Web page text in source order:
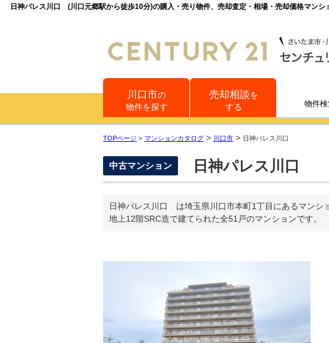
日神パレス川口 (川口元郷駅から徒歩10分)の購入・売り物件、売却査定・相場・売却価格マン
川口市の
物件を探す
売却相談を
する
物件
TOPページ > マンションカタログ > 川口市 > 日神パレス川口
中古マンション 日神パレス川口
日神パレス川口 は埼玉県川口市本町1丁目にあるマンシ
地上12階SRC造で建てられた全51戸のマンションです。